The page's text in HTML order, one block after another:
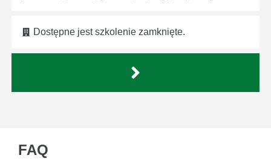
Dostępne jest szkolenie zamknięte.
FAQ